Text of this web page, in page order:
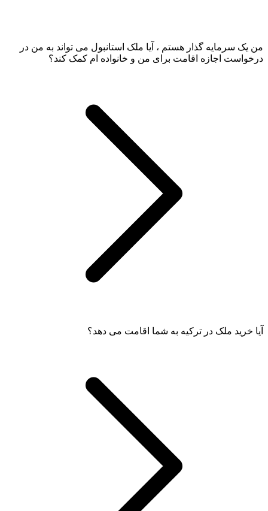
من یک سرمایه گذار هستم ، آیا ملک استانبول می تواند به من در
درخواست اجازه اقامت برای من و خانواده ام کمک کند؟
آیا خرید ملک در ترکیه به شما اقامت می دهد؟